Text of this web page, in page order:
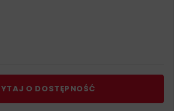
O DOSTĘPNOŚĆ